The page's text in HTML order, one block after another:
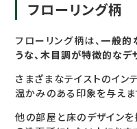
フローリング柄
フローリング柄は、 一般的
うな、木目調が特徴的なデ
さまざまなテイストのイン
温かみのある印象を与えま
他の部屋と床のデザイン